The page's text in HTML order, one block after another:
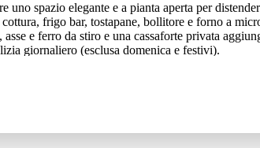
uno spazio elegante e a pianta aperta per
frigo bar, tostapane, bollitore e forno a
e ferro da stiro e una cassaforte privata
giornaliero (esclusa domenica e festivi).